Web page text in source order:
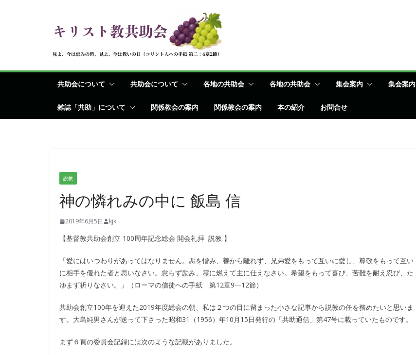
へ
共助会について 共助会について 各地の共助会 各地の共助会 集会案内 集会案内
雑誌「共助」について 関係教会の案内 関係教会の案内 本の紹介 お問合せ
説教
神の憐れみの中に 飯島 信
2019年6月5日 kjk
【基督教共助会創立 100周年記念総会 開会礼拝 説教 】
「愛にはいつわりがあってはなりません。悪を憎み、善から離れず、兄弟愛をもって互いに愛し、尊敬をもって互い
に相手を優れた者と思いなさい。怠らず励み、霊に燃えて主に仕えなさい。希望をもって喜び、苦難を耐え忍び、た
ゆまず祈りなさい。」（ローマの信徒への手紙 第12章9―12節）
共助会創立100年を迎えた2019年度総会の朝、私は２つの目に留まった小さな記事から説教の任を務めたいと思いま
す。大島純男さんが送って下さった昭和31（1956）年10月15日発行の「共助通信」第47号に載っていたものです。
まず６頁の委員会記録には次のような記載がありました。